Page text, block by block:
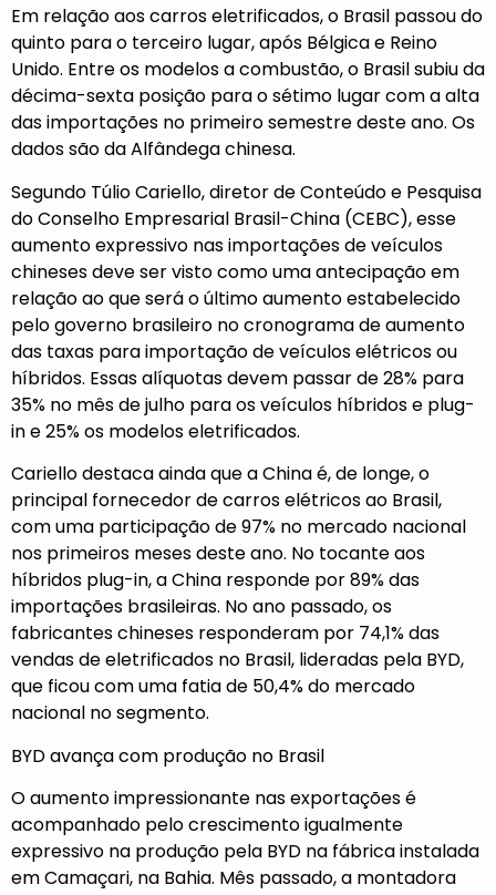
Em relação aos carros eletrificados, o Brasil passou do
quinto para o terceiro lugar, após Bélgica e Reino
Unido. Entre os modelos a combustão, o Brasil subiu da
décima-sexta posição para o sétimo lugar com a alta
das importações no primeiro semestre deste ano. Os
dados são da Alfândega chinesa.
Segundo Túlio Cariello, diretor de Conteúdo e Pesquisa
do Conselho Empresarial Brasil-China (CEBC), esse
aumento expressivo nas importações de veículos
chineses deve ser visto como uma antecipação em
relação ao que será o último aumento estabelecido
pelo governo brasileiro no cronograma de aumento
das taxas para importação de veículos elétricos ou
híbridos. Essas alíquotas devem passar de 28% para
35% no mês de julho para os veículos híbridos e plug-
in e 25% os modelos eletrificados.
Cariello destaca ainda que a China é, de longe, o
principal fornecedor de carros elétricos ao Brasil,
com uma participação de 97% no mercado nacional
nos primeiros meses deste ano. No tocante aos
híbridos plug-in, a China responde por 89% das
importações brasileiras. No ano passado, os
fabricantes chineses responderam por 74,1% das
vendas de eletrificados no Brasil, lideradas pela BYD,
que ficou com uma fatia de 50,4% do mercado
nacional no segmento.
BYD avança com produção no Brasil
O aumento impressionante nas exportações é
acompanhado pelo crescimento igualmente
expressivo na produção pela BYD na fábrica instalada
em Camaçari, na Bahia. Mês passado, a montadora